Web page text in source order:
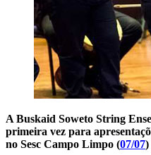
A Buskaid Soweto String
primeira vez para
no Sesc Campo Limpo (07/07)